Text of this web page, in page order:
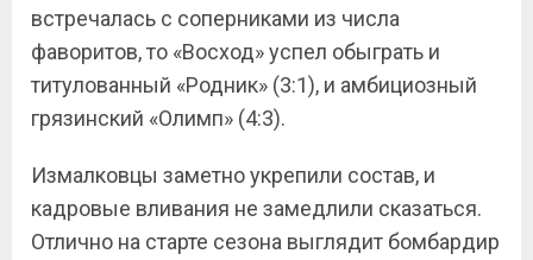
встречалась с соперниками из числа
фаворитов, то «Восход» успел обыграть и
титулованный «Родник» (3:1), и амбициозный
грязинский «Олимп» (4:3).
Измалковцы заметно укрепили состав, и
кадровые вливания не замедлили сказаться.
Отлично на старте сезона выглядит бомбардир